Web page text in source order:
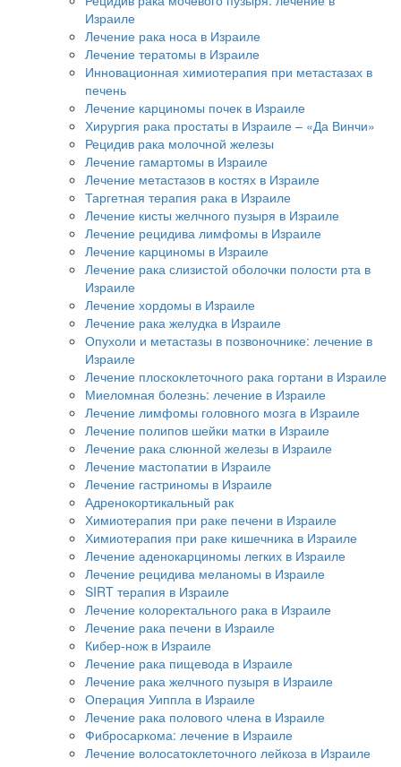
Израиле
Лечение рака носа в Израиле
Лечение тератомы в Израиле
Инновационная химиотерапия при метастазах в
печень
Лечение карциномы почек в Израиле
Хирургия рака простаты в Израиле – «Да Винчи»
Рецидив рака молочной железы
Лечение гамартомы в Израиле
Лечение метастазов в костях в Израиле
Таргетная терапия рака в Израиле
Лечение кисты желчного пузыря в Израиле
Лечение рецидива лимфомы в Израиле
Лечение карциномы в Израиле
Лечение рака слизистой оболочки полости рта в
Израиле
Лечение хордомы в Израиле
Лечение рака желудка в Израиле
Опухоли и метастазы в позвоночнике: лечение в
Израиле
Лечение плоскоклеточного рака гортани в Израиле
Миеломная болезнь: лечение в Израиле
Лечение лимфомы головного мозга в Израиле
Лечение полипов шейки матки в Израиле
Лечение рака слюнной железы в Израиле
Лечение мастопатии в Израиле
Лечение гастриномы в Израиле
Адренокортикальный рак
Химиотерапия при раке печени в Израиле
Химиотерапия при раке кишечника в Израиле
Лечение аденокарциномы легких в Израиле
Лечение рецидива меланомы в Израиле
SIRT терапия в Израиле
Лечение колоректального рака в Израиле
Лечение рака печени в Израиле
Кибер-нож в Израиле
Лечение рака пищевода в Израиле
Лечение рака желчного пузыря в Израиле
Операция Уиппла в Израиле
Лечение рака полового члена в Израиле
Фибросаркома: лечение в Израиле
Лечение волосатоклеточного лейкоза в Израиле